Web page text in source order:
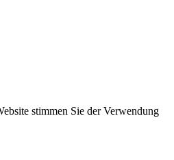
stimmen Sie der Verwendung